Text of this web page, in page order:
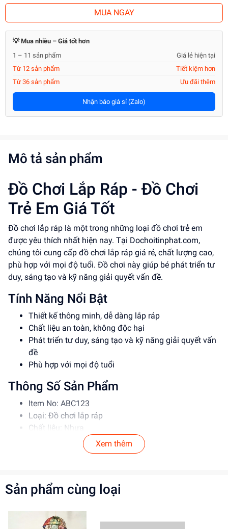
MUA NGAY
💡 Mua nhiều – Giá tốt hơn
1 – 11 sản phẩm
Giá lẻ hiện tại
Từ 12 sản phẩm
Tiết kiệm hơn
Từ 36 sản phẩm
Ưu đãi thêm
Nhận báo giá sỉ (Zalo)
Mô tả sản phẩm
Đồ Chơi Lắp Ráp - Đồ Chơi
Trẻ Em Giá Tốt
Đồ chơi lắp ráp là một trong những loại đồ chơi trẻ em
được yêu thích nhất hiện nay. Tại Dochoitinphat.com,
chúng tôi cung cấp đồ chơi lắp ráp giá rẻ, chất lượng cao,
phù hợp với mọi độ tuổi. Đồ chơi này giúp bé phát triển tư
duy, sáng tạo và kỹ năng giải quyết vấn đề.
Tính Năng Nổi Bật
Thiết kế thông minh, dễ dàng lắp ráp
Chất liệu an toàn, không độc hại
Phát triển tư duy, sáng tạo và kỹ năng giải quyết vấn
đề
Phù hợp với mọi độ tuổi
Thông Số Sản Phẩm
Item No: ABC123
Loại: Đồ chơi lắp ráp
Chất liệu: Nhựa
Độ tuổi phù hợp: 5-12 tuổi
Lắp ráp theo đúng trình tự
Lợi Ích Phát Triển
Xem thêm
Sản phẩm cùng loại